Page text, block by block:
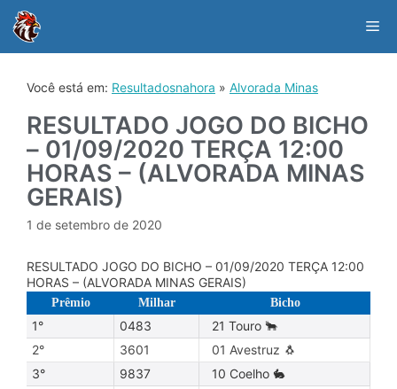
content
Você está em: Resultadosnahora » Alvorada Minas
RESULTADO JOGO DO BICHO
– 01/09/2020 TERÇA 12:00
HORAS – (ALVORADA MINAS
GERAIS)
1 de setembro de 2020
RESULTADO JOGO DO BICHO – 01/09/2020 TERÇA 12:00
HORAS – (ALVORADA MINAS GERAIS)
Prêmio Milhar Bicho
1° 0483
21 Touro 🐂
2°
3601
01 Avestruz 🐧
3°
9837
10 Coelho 🐇